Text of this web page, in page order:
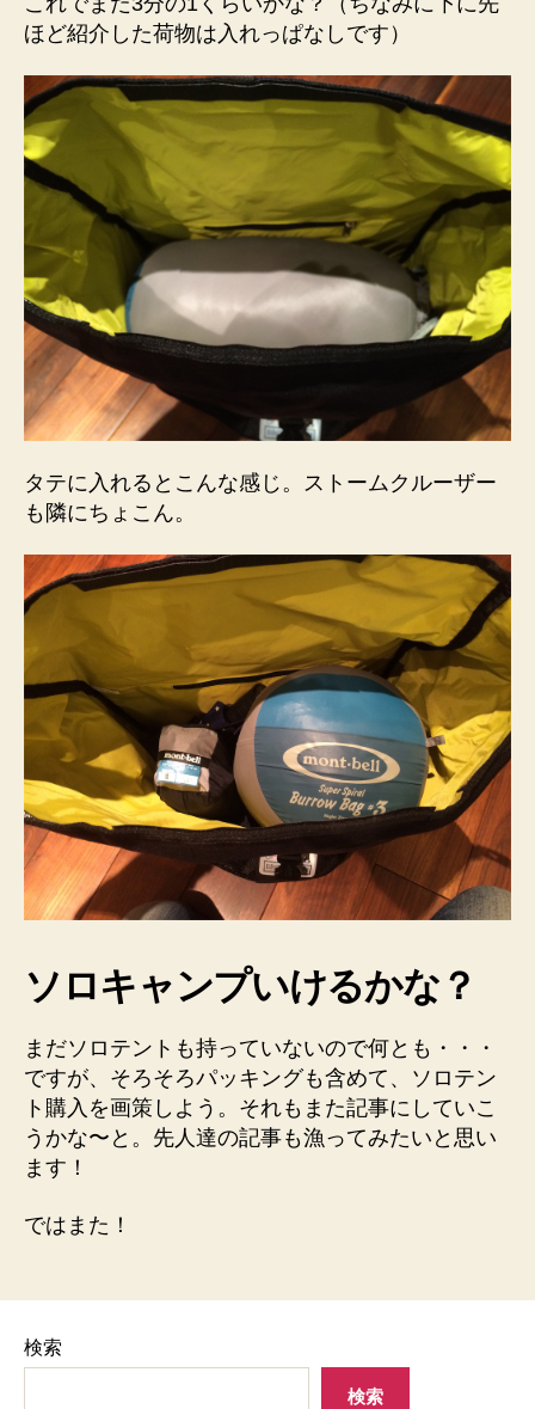
ほど紹介した荷物は入れっぱなしです）
タテに入れるとこんな感じ。ストームクルーザー
も隣にちょこん。
ソロキャンプいけるかな？
まだソロテントも持っていないので何とも・・・
ですが、そろそろパッキングも含めて、ソロテン
ト購入を画策しよう。それもまた記事にしていこ
うかな〜と。先人達の記事も漁ってみたいと思い
ます！
ではまた！
検索
検索